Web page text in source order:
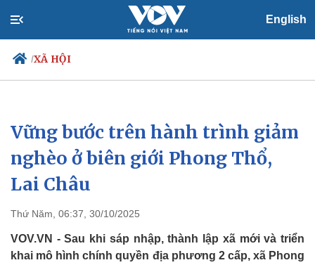
English
/XÃ HỘI
Chính trị
Đảng
Tổ chức nhân sự
Quốc hội
Xã hội
Tin 24h
Dự báo thời tiết
Vững bước trên hành trình giảm
nghèo ở biên giới Phong Thổ,
Lai Châu
Thứ Năm, 06:37, 30/10/2025
VOV.VN - Sau khi sáp nhập, thành lập xã mới và triển
khai mô hình chính quyền địa phương 2 cấp, xã Phong